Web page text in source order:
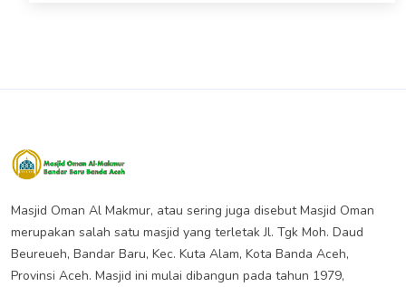
Masjid Oman Al Makmur, atau sering juga disebut Masjid Oman
merupakan salah satu masjid yang terletak Jl. Tgk Moh. Daud
Beureueh, Bandar Baru, Kec. Kuta Alam, Kota Banda Aceh,
Provinsi Aceh. Masjid ini mulai dibangun pada tahun 1979,